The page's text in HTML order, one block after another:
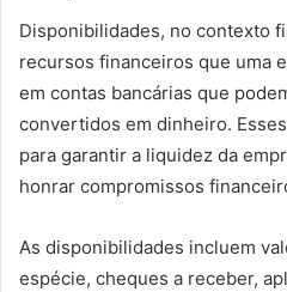
Disponibilidades, no contexto
recursos financeiros que uma
em contas bancárias que
convertidos em dinheiro.
para garantir a liquidez da
honrar compromissos
As disponibilidades incluem
espécie, cheques a receber,